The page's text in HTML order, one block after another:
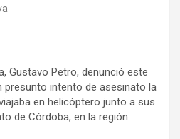
Gustavo Petro, denunció este
presunto intento de asesinato la
en helicóptero junto a sus
de Córdoba, en la región